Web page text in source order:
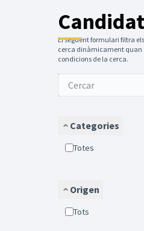
El següent formulari filtra
cerca dinàmicament quan
condicions de la cerca.
Categories
Totes
Origen
Tots